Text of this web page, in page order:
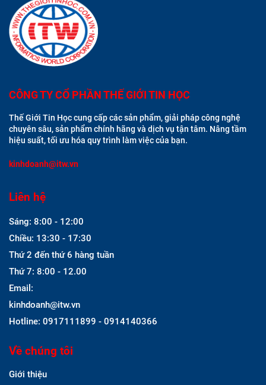
CÔNG TY CỔ PHẦN THẾ GIỚI TIN HỌC
Thế Giới Tin Học cung cấp các sản phẩm, giải pháp công nghệ
chuyên sâu, sản phẩm chính hãng và dịch vụ tận tâm. Nâng tầm
hiệu suất, tối ưu hóa quy trình làm việc của bạn.
kinhdoanh@itw.vn
Liên hệ
Sáng: 8:00 - 12:00
Chiều: 13:30 - 17:30
Thứ 2 đến thứ 6 hàng tuần
Thứ 7: 8:00 - 12.00
Email:
kinhdoanh@itw.vn
Hotline: 0917111899 - 0914140366
Về chúng tôi
Giới thiệu